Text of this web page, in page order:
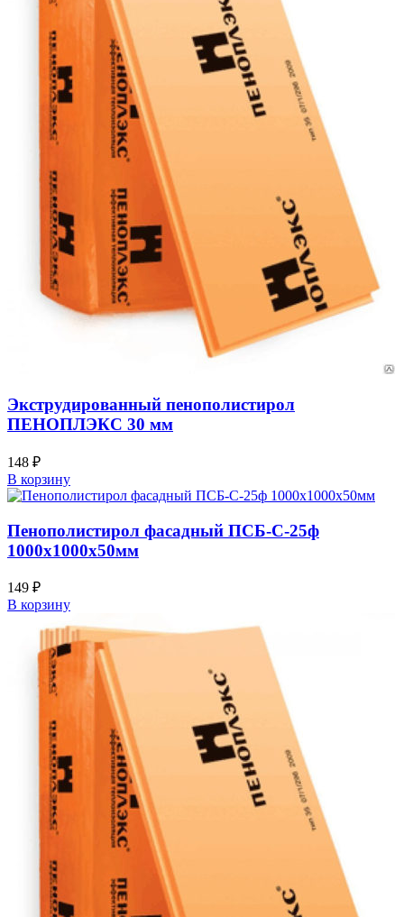
Экструдированный пенополистирол
ПЕНОПЛЭКС 30 мм
148 ₽
В корзину
Пенополистирол фасадный ПСБ-С-25ф
1000х1000х50мм
149 ₽
В корзину